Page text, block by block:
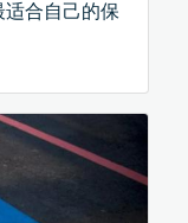
合自己的保